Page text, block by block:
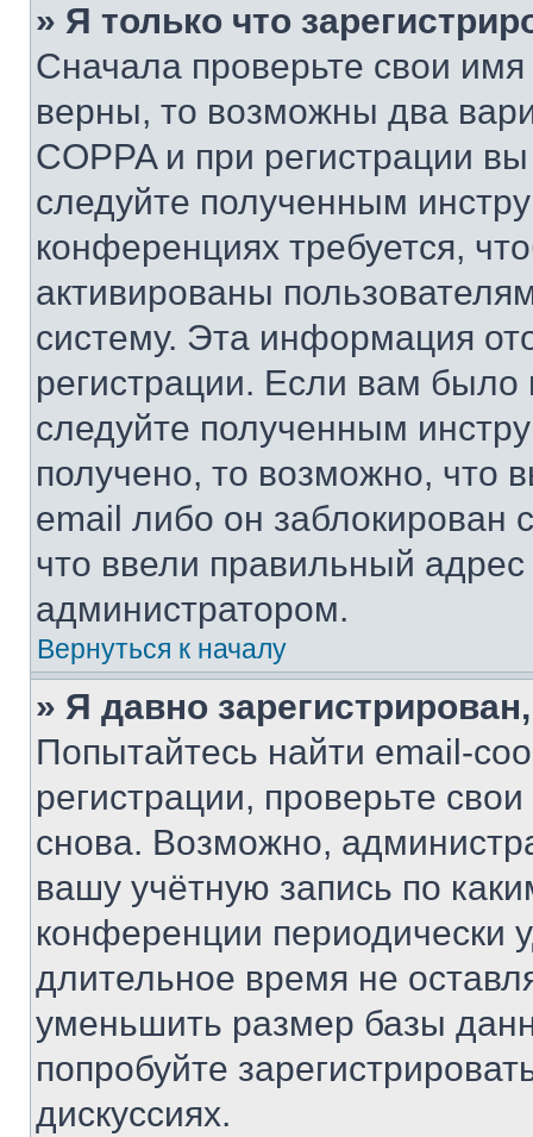
» Я только что
Сначала проверьте свои
верны, то возможны два
COPPA и при регистрации
следуйте полученным
конференциях требуется,
активированы
систему. Эта информация
регистрации. Если вам
следуйте полученным
получено, то возможно, что
email либо он
что ввели правильный адрес
администратором.
Вернуться к началу
» Я давно
Попытайтесь найти email-
регистрации, проверьте
снова. Возможно,
вашу учётную запись по
конференции периодически
длительное время не
уменьшить размер базы
попробуйте
дискуссиях.